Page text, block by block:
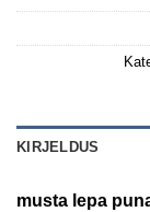
KIRJELDUS
musta lepa